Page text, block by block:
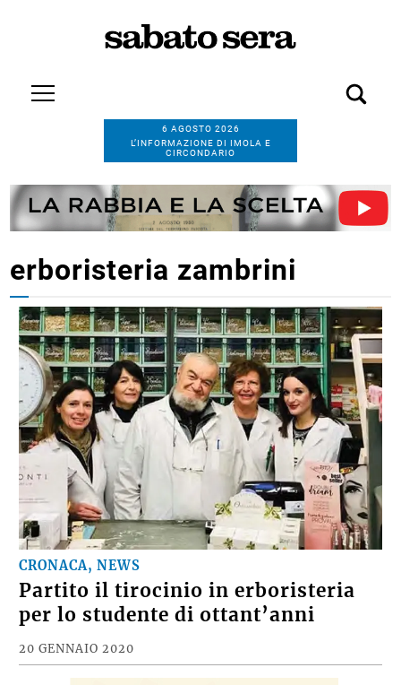
6 AGOSTO 2026
L’INFORMAZIONE DI IMOLA E
CIRCONDARIO
erboristeria zambrini
CRONACA, NEWS
Partito il tirocinio in erboristeria
per lo studente di ottant’anni
20 GENNAIO 2020